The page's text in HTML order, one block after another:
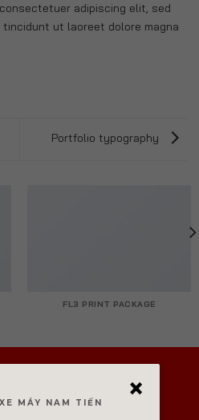
adipiscing elit, sed
tincidunt ut laoreet dolore magna
Portfolio typography
FL3 PRINT PACKAGE
HỖ TRỢ KHÁCH HÀNG
×
MÁY NAM TIẾN